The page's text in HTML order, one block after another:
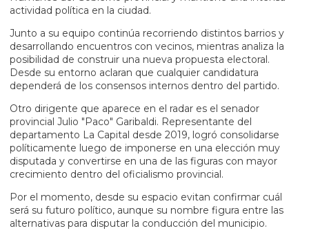
actividad política en la ciudad.
Junto a su equipo continúa recorriendo distintos barrios y
desarrollando encuentros con vecinos, mientras analiza la
posibilidad de construir una nueva propuesta electoral.
Desde su entorno aclaran que cualquier candidatura
dependerá de los consensos internos dentro del partido.
Otro dirigente que aparece en el radar es el senador
provincial Julio "Paco" Garibaldi. Representante del
departamento La Capital desde 2019, logró consolidarse
políticamente luego de imponerse en una elección muy
disputada y convertirse en una de las figuras con mayor
crecimiento dentro del oficialismo provincial.
Por el momento, desde su espacio evitan confirmar cuál
será su futuro político, aunque su nombre figura entre las
alternativas para disputar la conducción del municipio.